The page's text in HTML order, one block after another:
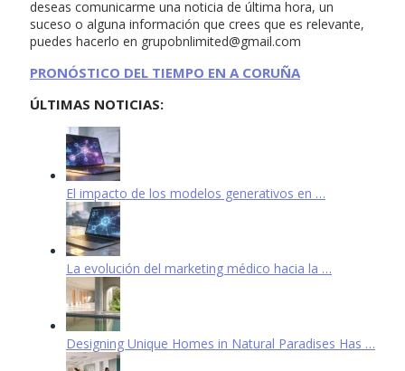
deseas comunicarme una noticia de última hora, un
suceso o alguna información que crees que es relevante,
puedes hacerlo en grupobnlimited@gmail.com
PRONÓSTICO DEL TIEMPO EN A CORUÑA
ÚLTIMAS NOTICIAS:
El impacto de los modelos generativos en …
La evolución del marketing médico hacia la …
Designing Unique Homes in Natural Paradises Has …